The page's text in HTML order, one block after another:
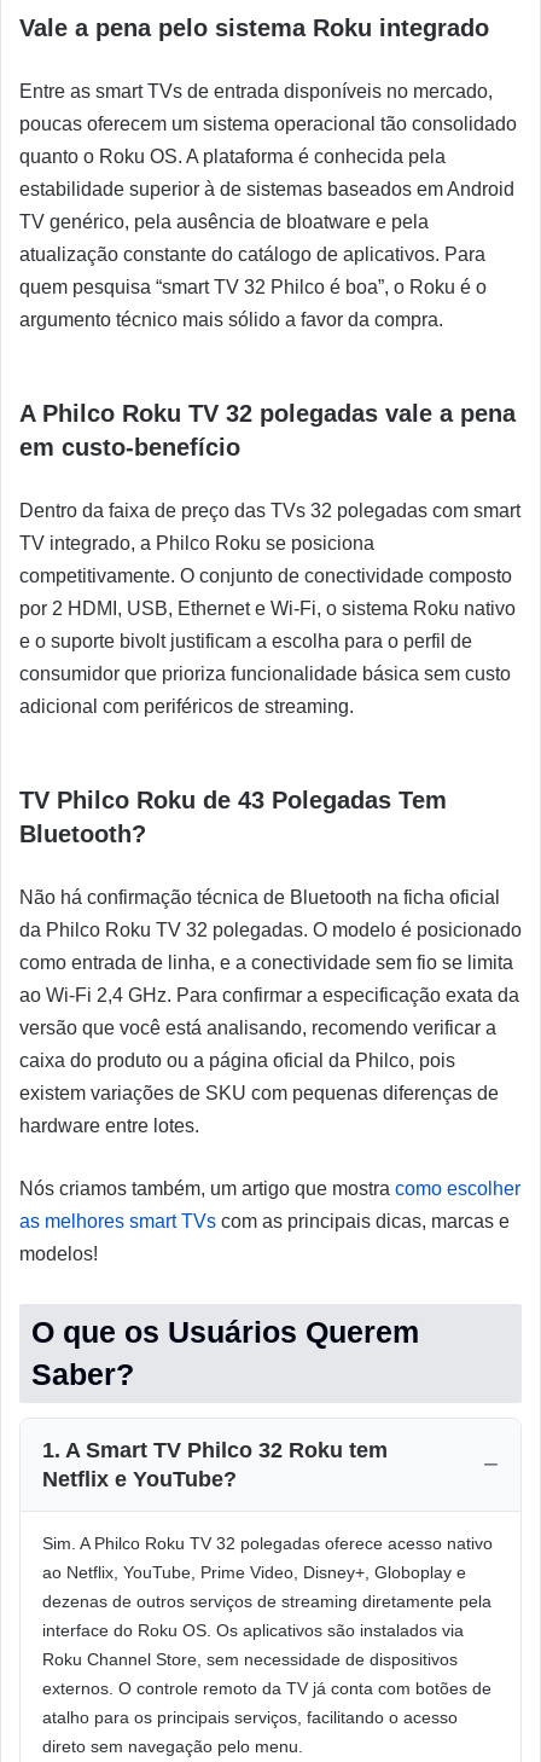
Vale a pena pelo sistema Roku integrado
Entre as smart TVs de entrada disponíveis no mercado,
poucas oferecem um sistema operacional tão consolidado
quanto o Roku OS. A plataforma é conhecida pela
estabilidade superior à de sistemas baseados em Android
TV genérico, pela ausência de bloatware e pela
atualização constante do catálogo de aplicativos. Para
quem pesquisa “smart TV 32 Philco é boa”, o Roku é o
argumento técnico mais sólido a favor da compra.
A Philco Roku TV 32 polegadas vale a pena
em custo-benefício
Dentro da faixa de preço das TVs 32 polegadas com smart
TV integrado, a Philco Roku se posiciona
competitivamente. O conjunto de conectividade composto
por 2 HDMI, USB, Ethernet e Wi-Fi, o sistema Roku nativo
e o suporte bivolt justificam a escolha para o perfil de
consumidor que prioriza funcionalidade básica sem custo
adicional com periféricos de streaming.
TV Philco Roku de 43 Polegadas Tem
Bluetooth?
Não há confirmação técnica de Bluetooth na ficha oficial
da Philco Roku TV 32 polegadas. O modelo é posicionado
como entrada de linha, e a conectividade sem fio se limita
ao Wi-Fi 2,4 GHz. Para confirmar a especificação exata da
versão que você está analisando, recomendo verificar a
caixa do produto ou a página oficial da Philco, pois
existem variações de SKU com pequenas diferenças de
hardware entre lotes.
Nós criamos também, um artigo que mostra como escolher
as melhores smart TVs com as principais dicas, marcas e
modelos!
O que os Usuários Querem
Saber?
1. A Smart TV Philco 32 Roku tem
Netflix e YouTube?
Sim. A Philco Roku TV 32 polegadas oferece acesso nativo
ao Netflix, YouTube, Prime Video, Disney+, Globoplay e
dezenas de outros serviços de streaming diretamente pela
interface do Roku OS. Os aplicativos são instalados via
Roku Channel Store, sem necessidade de dispositivos
externos. O controle remoto da TV já conta com botões de
atalho para os principais serviços, facilitando o acesso
direto sem navegação pelo menu.